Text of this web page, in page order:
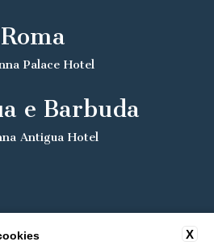
Roma
Palace Hotel
e Barbuda
Antigua Hotel
X